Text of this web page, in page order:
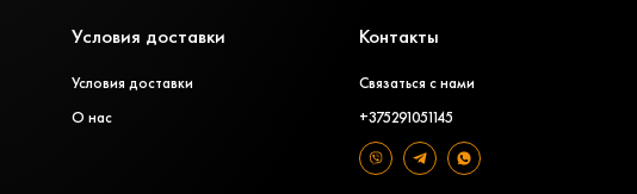
Условия доставки
Условия доставки
О нас
Контакты
Связаться с нами
+375291051145